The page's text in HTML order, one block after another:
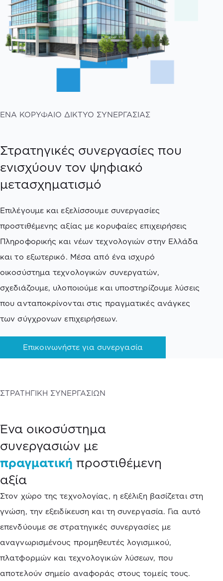
ΕΝΑ ΚΟΡΥΦΑΙΟ ΔΙΚΤΥΟ ΣΥΝΕΡΓΑΣΙΑΣ
Στρατηγικές συνεργασίες που
ενισχύουν τον ψηφιακό
μετασχηματισμό
Επιλέγουμε και εξελίσσουμε συνεργασίες
προστιθέμενης αξίας με κορυφαίες επιχειρήσεις
Πληροφορικής και νέων τεχνολογιών στην Ελλάδα
και το εξωτερικό. Μέσα από ένα ισχυρό
οικοσύστημα τεχνολογικών συνεργατών,
σχεδιάζουμε, υλοποιούμε και υποστηρίζουμε λύσεις
που ανταποκρίνονται στις πραγματικές ανάγκες
των σύγχρονων επιχειρήσεων.
Επικοινωνήστε για συνεργασία
ΣΤΡΑΤΗΓΙΚΗ ΣΥΝΕΡΓΑΣΙΩΝ
Ένα οικοσύστημα
συνεργασιών με
πραγματική προστιθέμενη
αξία
Στον χώρο της τεχνολογίας, η εξέλιξη βασίζεται στη
γνώση, την εξειδίκευση και τη συνεργασία. Για αυτό
επενδύουμε σε στρατηγικές συνεργασίες με
αναγνωρισμένους προμηθευτές λογισμικού,
πλατφορμών και τεχνολογικών λύσεων, που
αποτελούν σημείο αναφοράς στους τομείς τους.